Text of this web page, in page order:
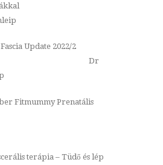
Fascia Update 2022/2
Fitmummy Prenatális
terápia – Tüdő és lép